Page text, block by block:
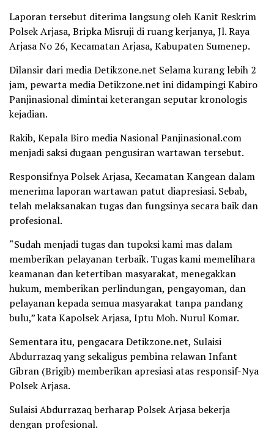
Laporan tersebut diterima langsung oleh Kanit Reskrim
Polsek Arjasa, Bripka Misruji di ruang kerjanya, Jl. Raya
Arjasa No 26, Kecamatan Arjasa, Kabupaten Sumenep.
Dilansir dari media Detikzone.net Selama kurang lebih 2
jam, pewarta media Detikzone.net ini didampingi Kabiro
Panjinasional dimintai keterangan seputar kronologis
kejadian.
Rakib, Kepala Biro media Nasional Panjinasional.com
menjadi saksi dugaan pengusiran wartawan tersebut.
Responsifnya Polsek Arjasa, Kecamatan Kangean dalam
menerima laporan wartawan patut diapresiasi. Sebab,
telah melaksanakan tugas dan fungsinya secara baik dan
profesional.
“Sudah menjadi tugas dan tupoksi kami mas dalam
memberikan pelayanan terbaik. Tugas kami memelihara
keamanan dan ketertiban masyarakat, menegakkan
hukum, memberikan perlindungan, pengayoman, dan
pelayanan kepada semua masyarakat tanpa pandang
bulu,” kata Kapolsek Arjasa, Iptu Moh. Nurul Komar.
Sementara itu, pengacara Detikzone.net, Sulaisi
Abdurrazaq yang sekaligus pembina relawan Infant
Gibran (Brigib) memberikan apresiasi atas responsif-Nya
Polsek Arjasa.
Sulaisi Abdurrazaq berharap Polsek Arjasa bekerja
dengan profesional.